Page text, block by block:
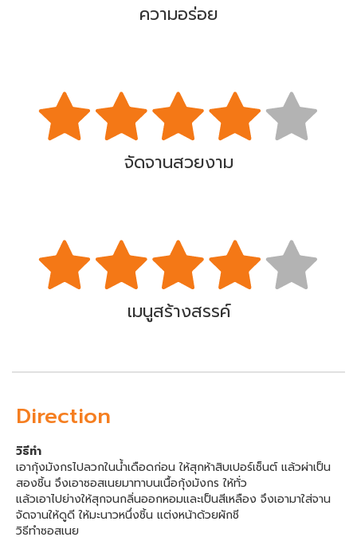
ความอร่อย
จัดจานสวยงาม
เมนูสร้างสรรค์
Direction
วิธีทำ
เอากุ้งมังกรไปลวกในน้ำเดือดก่อน ให้สุกห้าสิบเปอร์เซ็นต์ แล้วผ่าเป็น
สองชิ้น จึงเอาซอสเนยมาทาบนเนื้อกุ้งมังกร ให้ทั่ว
แล้วเอาไปย่างให้สุกจนกลิ่นออกหอมและเป็นสีเหลือง จึงเอามาใส่จาน
จัดจานให้ดูดี ให้มะนาวหนึ่งชิ้น แต่งหน้าด้วยผักชี
วิธีทำซอสเนย